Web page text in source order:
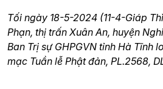
Tối ngày 18-5-2024 (11-4-Giáp
Phạn, thị trấn Xuân An, huyện
Ban Trị sự GHPGVN tỉnh Hà Tĩnh
mạc Tuần lễ Phật đản, PL.2568,